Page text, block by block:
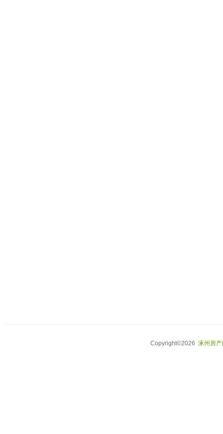
Copyright©2026 涿州房